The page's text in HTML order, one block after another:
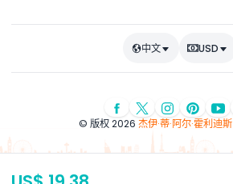
中文 USD
© 版权 2026 杰伊·蒂·阿尔·霍利迪斯